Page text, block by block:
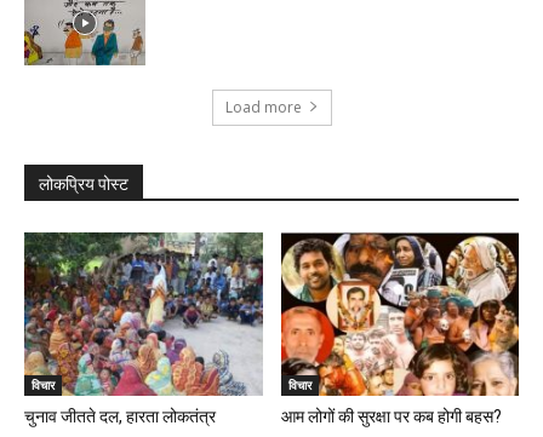
Load more
लोकप्रिय पोस्ट
विचार
चुनाव जीतते दल, हारता लोकतंत्र
विचार
आम लोगों की सुरक्षा पर कब होगी बहस?